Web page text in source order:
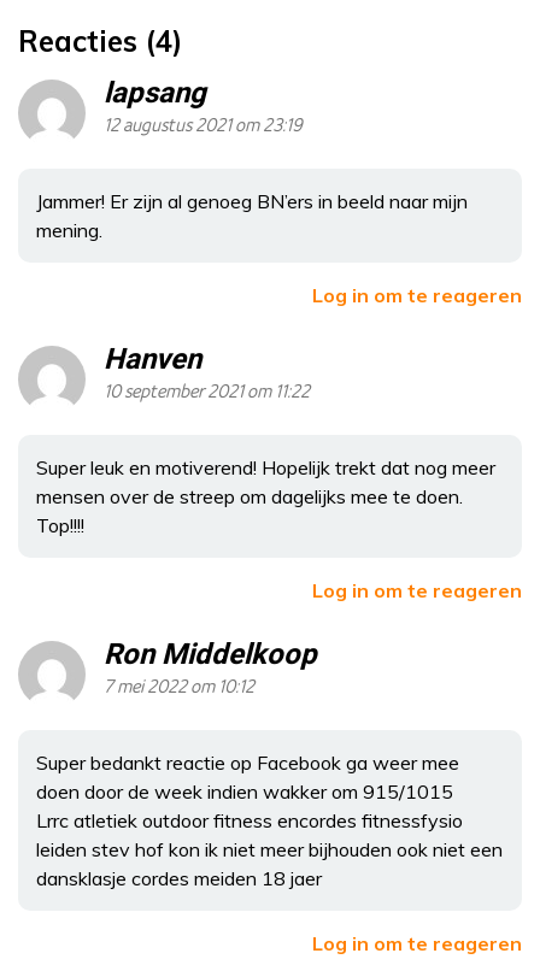
Reacties (4)
lapsang
12 augustus 2021 om 23:19
Jammer! Er zijn al genoeg BN’ers in beeld naar mijn
mening.
Log in om te reageren
Hanven
10 september 2021 om 11:22
Super leuk en motiverend! Hopelijk trekt dat nog meer
mensen over de streep om dagelijks mee te doen.
Top!!!!
Log in om te reageren
Ron Middelkoop
7 mei 2022 om 10:12
Super bedankt reactie op Facebook ga weer mee
doen door de week indien wakker om 915/1015
Lrrc atletiek outdoor fitness encordes fitnessfysio
leiden stev hof kon ik niet meer bijhouden ook niet een
dansklasje cordes meiden 18 jaer
Log in om te reageren